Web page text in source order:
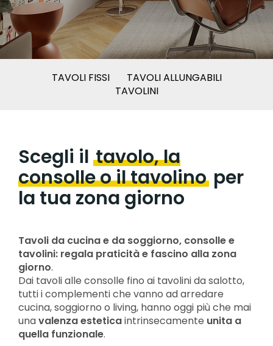
TAVOLI FISSI
TAVOLI ALLUNGABILI
TAVOLINI
Scegli il tavolo, la
consolle o il tavolino per
la tua zona giorno
Tavoli da cucina e da soggiorno, consolle e
tavolini: regala praticità e fascino alla zona
giorno.
Dai tavoli alle consolle fino ai tavolini da salotto,
tutti i complementi che vanno ad arredare
cucina, soggiorno o living, hanno oggi più che mai
unavalenza esteticaintrinsecamente unita a
quella funzionale.